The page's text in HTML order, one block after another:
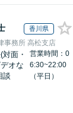
香川県
事務所 高松支店
面・
オな
談
営業時間：0
6:30~22:00
（平日）